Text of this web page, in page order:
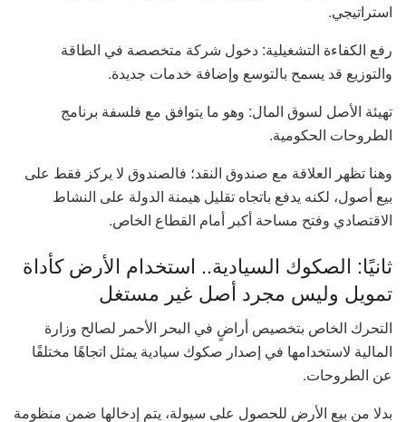
استراتيجي.
رفع الكفاءة التشغيلية: دخول شركة متخصصة في الطاقة
والتوزيع قد يسمح بالتوسع وإضافة خدمات جديدة.
تهيئة الأصل لسوق المال: وهو ما يتوافق مع فلسفة برنامج
الطروحات الحكومية.
وهنا تظهر العلاقة مع صندوق النقد؛ فالصندوق لا يركز فقط على
بيع أصول، لكنه يدفع باتجاه تقليل هيمنة الدولة على النشاط
الاقتصادي وفتح مساحة أكبر أمام القطاع الخاص.
ثانيًا: الصكوك السيادية.. استخدام الأرض كأداة
تمويل وليس مجرد أصل غير مستغل
التحرك الخاص بتخصيص أراضٍ في البحر الأحمر لصالح وزارة
المالية لاستخدامها في إصدار صكوك سيادية يمثل اتجاهًا مختلفًا
عن الطروحات.
بدلا من بيع الأرض للحصول على سيولة، يتم إدخالها ضمن منظومة